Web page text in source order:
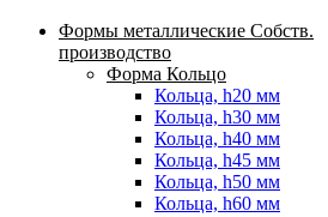
Формы металлические Собств.
производство
Форма Кольцо
Кольца, h20 мм
Кольца, h30 мм
Кольца, h40 мм
Кольца, h45 мм
Кольца, h50 мм
Кольца, h60 мм